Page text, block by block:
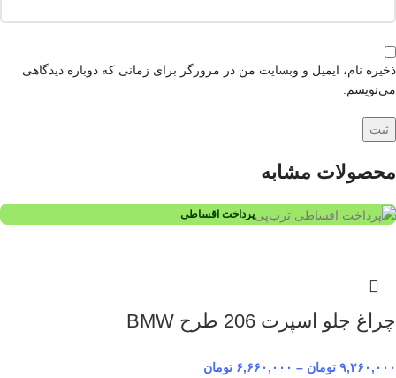
ذخیره نام، ایمیل و وبسایت من در مرورگر برای زمانی که دوباره دیدگاهی
می‌نویسم.
محصولات مشابه
پرداخت اقساطی
چراغ جلو اسپرت 206 طرح BMW
۹,۲۶۰,۰۰۰ تومان – ۶,۶۶۰,۰۰۰ تومان